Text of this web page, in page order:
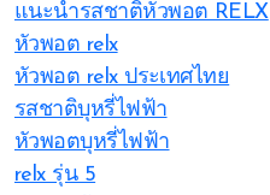
แนะนำรสชาติหัวพอต RELX
หัวพอต relx
หัวพอต relx ประเทศไทย
รสชาติบุหรี่ไฟฟ้า
หัวพอตบุหรี่ไฟฟ้า
relx รุ่น 5